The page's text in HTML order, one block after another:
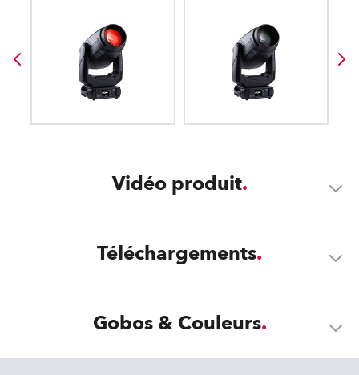
Vidéo produit
Téléchargements
Gobos & Couleurs